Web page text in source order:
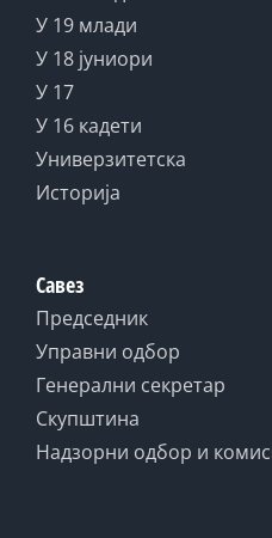
У 19 млади
У 18 јуниори
У 17
У 16 кадети
Универзитетска
Историја
Савез
Председник
Управни одбор
Генерални секретар
Скупштина
Надзорни одбор и